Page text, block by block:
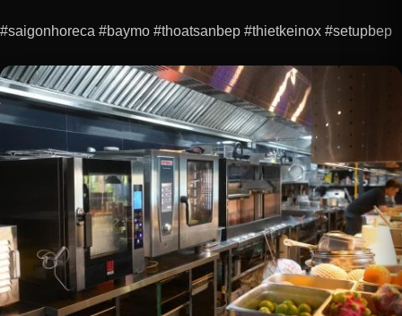
#saigonhoreca #baymo #thoatsanbep #thietkeinox #setupbep